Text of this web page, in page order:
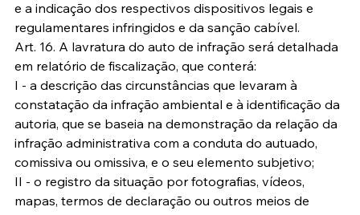
e a indicação dos respectivos dispositivos legais e
regulamentares infringidos e da sanção cabível.
Art. 16. A lavratura do auto de infração será detalhada
em relatório de fiscalização, que conterá:
I - a descrição das circunstâncias que levaram à
constatação da infração ambiental e à identificação da
autoria, que se baseia na demonstração da relação da
infração administrativa com a conduta do autuado,
comissiva ou omissiva, e o seu elemento subjetivo;
II - o registro da situação por fotografias, vídeos,
mapas, termos de declaração ou outros meios de